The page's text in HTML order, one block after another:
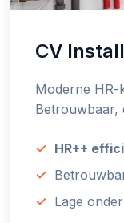
CV
Moderne HR-
Betrouwbaar,
HR++
Lage